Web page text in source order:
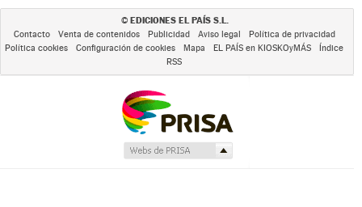
© EDICIONES EL PAÍS S.L.
Contacto Venta de contenidos Publicidad Aviso legal
Política de privacidad
Política cookies
Configuración de cookies Mapa EL PAÍS en KIOSKOyMÁS
Índice
RSS